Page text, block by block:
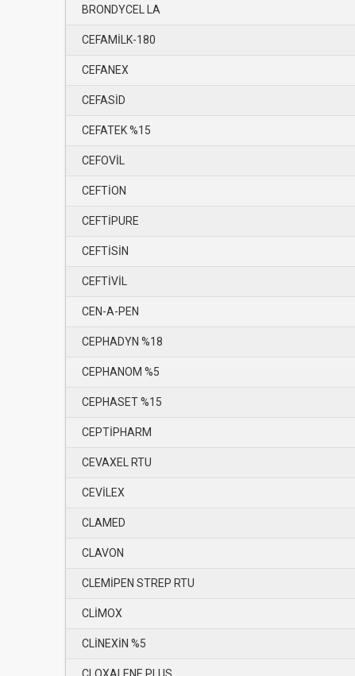
BRONDYCEL LA
CEFAMİLK-180
CEFANEX
CEFASİD
CEFATEK %15
CEFOVİL
CEFTİON
CEFTİPURE
CEFTİSİN
CEFTİVİL
CEN-A-PEN
CEPHADYN %18
CEPHANOM %5
CEPHASET %15
CEPTİPHARM
CEVAXEL RTU
CEVİLEX
CLAMED
CLAVON
CLEMİPEN STREP RTU
CLİMOX
CLİNEXİN %5